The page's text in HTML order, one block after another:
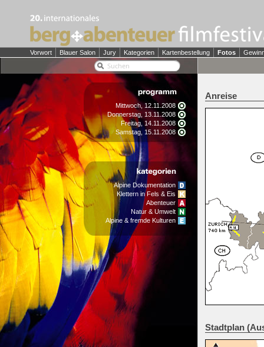
Vorwort Blauer Salon Jury Kategorien Kartenbestellung Fotos
Mittwoch, 12.11.2008
Donnerstag, 13.11.2008
Freitag, 14.11.2008
Samstag, 15.11.2008
Alpine Dokumentation
Klettern in Fels & Eis
Abenteuer
Natur & Umwelt
Alpine & fremde Kulturen
Anreise
Stadtplan